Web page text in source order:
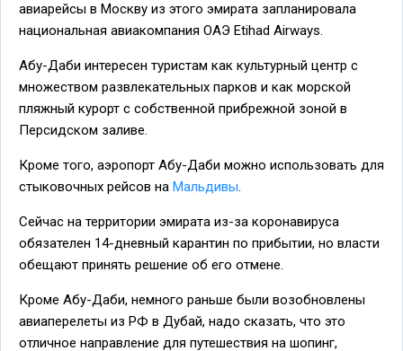
авиарейсы в Москву из этого эмирата запланировала
национальная авиакомпания ОАЭ Etihad Airways.
Абу-Даби интересен туристам как культурный центр с
множеством развлекательных парков и как морской
пляжный курорт с собственной прибрежной зоной в
Персидском заливе.
Кроме того, аэропорт Абу-Даби можно использовать для
стыковочных рейсов на Мальдивы.
Сейчас на территории эмирата из-за коронавируса
обязателен 14-дневный карантин по прибытии, но власти
обещают принять решение об его отмене.
Кроме Абу-Даби, немного раньше были возобновлены
авиаперелеты из РФ в Дубай, надо сказать, что это
отличное направление для путешествия на шопинг,